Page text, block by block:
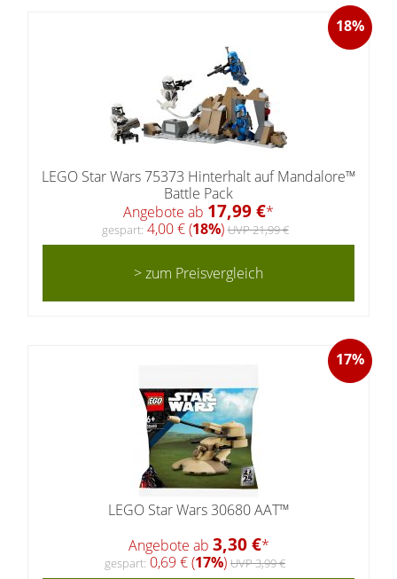
18%
LEGO Star Wars 75373 Hinterhalt auf Mandalore™
Battle Pack
Angebote ab 17,99 €*
gespart: 4,00 € (18%)UVP 21,99 €
> zum Preisvergleich
17%
LEGO Star Wars 30680 AAT™
Angebote ab 3,30 €*
gespart: 0,69 € (17%) UVP 3,99 €